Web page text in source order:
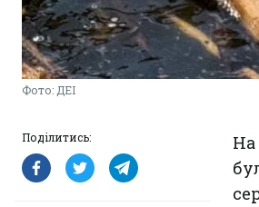
Фото: ДЕІ
Поділитись:
На